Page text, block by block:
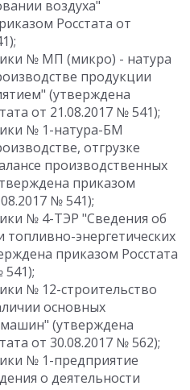
воздуха"
Росстата от
№ МП (микро) - натура
продукции
(утверждена
от 21.08.2017 № 541);
№ 1-натура-БМ
отгрузке
производственных
приказом
№ 541);
№ 4-ТЭР "Сведения об
топливно-энергетических
приказом Росстата
541);
№ 12-строительство
основных
(утверждена
от 30.08.2017 № 562);
№ 1-предприятие
о деятельности